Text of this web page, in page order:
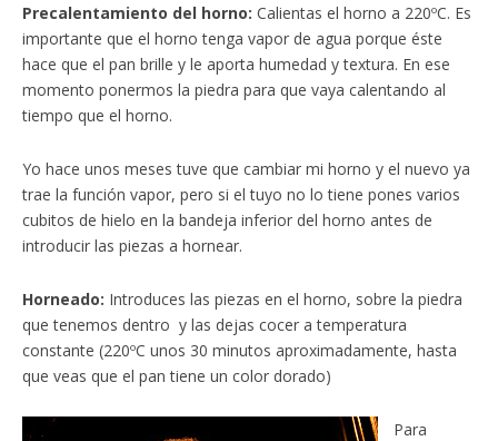
Precalentamiento del horno: Calientas el horno a 220ºC. Es
importante que el horno tenga vapor de agua porque éste
hace que el pan brille y le aporta humedad y textura. En ese
momento ponermos la piedra para que vaya calentando al
tiempo que el horno.
Yo hace unos meses tuve que cambiar mi horno y el nuevo ya
trae la función vapor, pero si el tuyo no lo tiene pones varios
cubitos de hielo en la bandeja inferior del horno antes de
introducir las piezas a hornear.
Horneado: Introduces las piezas en el horno, sobre la piedra
que tenemos dentro y las dejas cocer a temperatura
constante (220ºC unos 30 minutos aproximadamente, hasta
que veas que el pan tiene un color dorado)
Para